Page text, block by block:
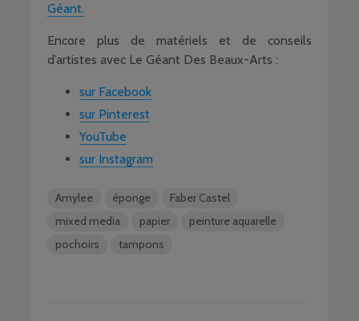
Géant.
Encore plus de matériels et de conseils
d’artistes avec Le Géant Des Beaux-Arts :
sur Facebook
sur Pinterest
YouTube
sur Instagram
Amylee éponge
Faber Castel
mixed media
papier
peinture aquarelle
pochoirs
tampons